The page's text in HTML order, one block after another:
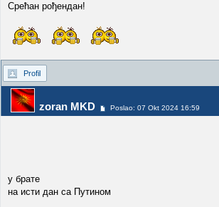
Срећан рођендан!
Profil
zoran MKD Poslao: 07 Okt 2024 16:59
у брате
на исти дан са Путином